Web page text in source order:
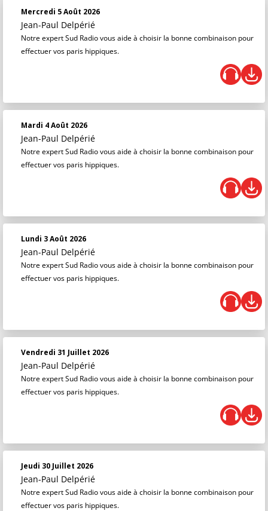
Mercredi 5 Août 2026
Jean-Paul Delpérié
Notre expert Sud Radio vous aide à choisir la bonne combinaison pour
effectuer vos paris hippiques.
Mardi 4 Août 2026
Jean-Paul Delpérié
Notre expert Sud Radio vous aide à choisir la bonne combinaison pour
effectuer vos paris hippiques.
Lundi 3 Août 2026
Jean-Paul Delpérié
Notre expert Sud Radio vous aide à choisir la bonne combinaison pour
effectuer vos paris hippiques.
Vendredi 31 Juillet 2026
Jean-Paul Delpérié
Notre expert Sud Radio vous aide à choisir la bonne combinaison pour
effectuer vos paris hippiques.
Jeudi 30 Juillet 2026
Jean-Paul Delpérié
Notre expert Sud Radio vous aide à choisir la bonne combinaison pour
effectuer vos paris hippiques.